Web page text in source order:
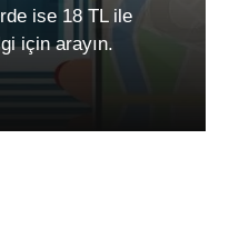
ise 18 TL ile
için arayın.